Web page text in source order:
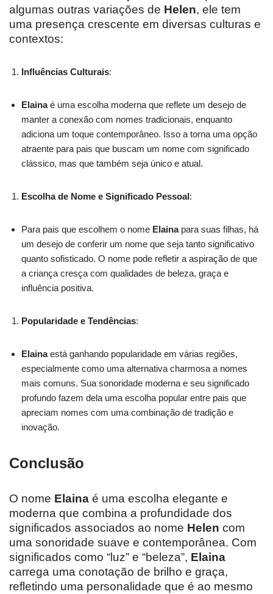
algumas outras variações de Helen, ele tem
uma presença crescente em diversas culturas e
contextos:
Influências Culturais:
Elainaé uma escolha moderna que reflete um desejo de
manter a conexão com nomes tradicionais, enquanto
adiciona um toque contemporâneo. Isso a torna uma opção
atraente para pais que buscam um nome com significado
clássico, mas que também seja único e atual.
Escolha de Nome e Significado Pessoal:
Para pais que escolhem o nome Elainapara suas filhas, há
um desejo de conferir um nome que seja tanto significativo
quanto sofisticado. O nome pode refletir a aspiração de que
a criança cresça com qualidades de beleza, graça e
influência positiva.
Popularidade e Tendências:
Elainaestá ganhando popularidade em várias regiões,
especialmente como uma alternativa charmosa a nomes
mais comuns. Sua sonoridade moderna e seu significado
profundo fazem dela uma escolha popular entre pais que
apreciam nomes com uma combinação de tradição e
inovação.
Conclusão
O nome Elaina é uma escolha elegante e
moderna que combina a profundidade dos
significados associados ao nome Helen com
uma sonoridade suave e contemporânea. Com
significados como “luz” e “beleza”, Elaina
carrega uma conotação de brilho e graça,
refletindo uma personalidade que é ao mesmo